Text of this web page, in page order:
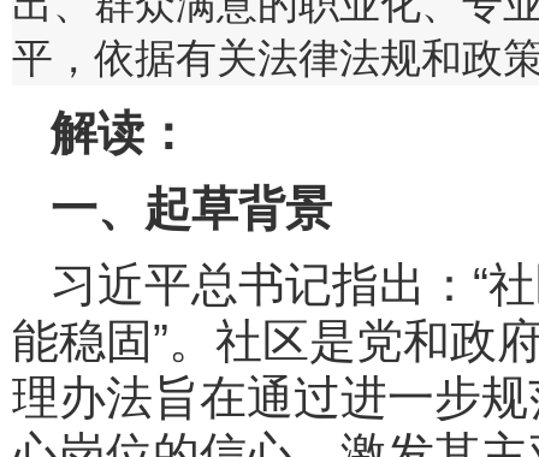
平，依据有关法律法规和政
解读：
一、起草背景
习近平总书记指出：“
能稳固”。社区是党和政
理办法旨在通过进一步